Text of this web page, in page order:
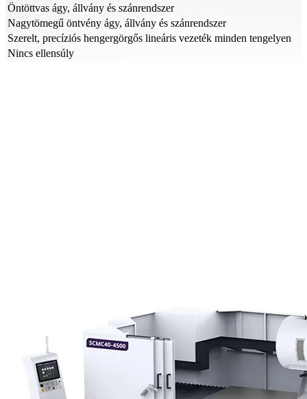
Öntöttvas ágy, állvány és szánrendszer
Nagytömegű öntvény ágy, állvány és szánrendszer
Szerelt, precíziós hengergörgős lineáris vezeték minden tengelyen
Nincs ellensúly